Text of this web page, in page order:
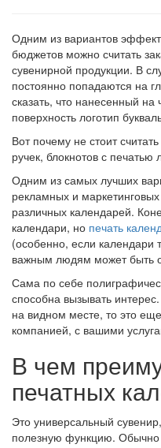
Одним из вариантов
бюджетов можно считать
сувенирной продукции. В
постоянно попадаются на
сказать, что нанесенный
поверхность логотип
Вот почему не стоит
ручек, блокнотов с печатью
Одним из самых лучших
рекламных и
различных календарей.
календари, но печать
(особенно, если календари
важным людям может быть
Сама по себе
способна вызывать
на видном месте, то это
компанией, с вашими
В чем
печатных
Это универсальный
полезную функцию. Обычно